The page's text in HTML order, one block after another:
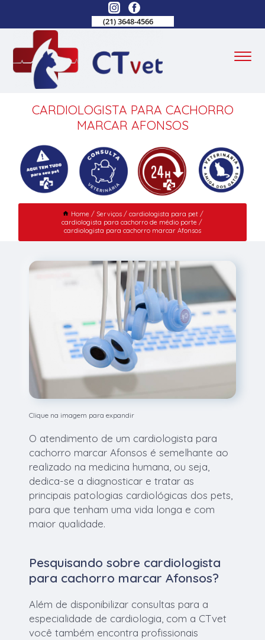
(21) 3648-4566
CARDIOLOGISTA PARA CACHORRO
MARCAR AFONSOS
Home Serviços
cardiologista para pet
cardiologista para cachorro de médio porte
cardiologista para cachorro marcar Afonsos
Clique na imagem para expandir
O atendimento de um cardiologista para
cachorro marcar Afonsos é semelhante ao
realizado na medicina humana, ou seja,
dedica-se a diagnosticar e tratar as
principais patologias cardiológicas dos pets,
para que tenham uma vida longa e com
maior qualidade.
Pesquisando sobre cardiologista
para cachorro marcar Afonsos?
Além de disponibilizar consultas para a
especialidade de cardiologia, com a CTvet
você também encontra profissionais